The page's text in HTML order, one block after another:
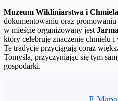
Muzeum Wikliniarstwa i
dokumentowaniu oraz
w mieście organizowany jest
który celebruje znaczenie chmielu i
Te tradycje przyciągają coraz
Tomyśla, przyczyniając się tym
gospodarki.
E